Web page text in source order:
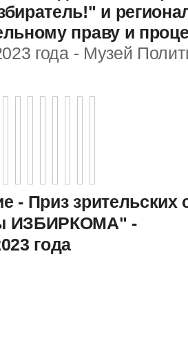
и
праву и
года - Музей
- Приз зрительских
ИЗБИРКОМА" -
года